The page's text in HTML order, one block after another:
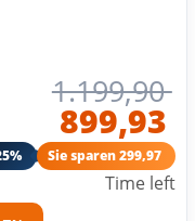
1.199,90
899,93
Sie sparen 299,97
Time left